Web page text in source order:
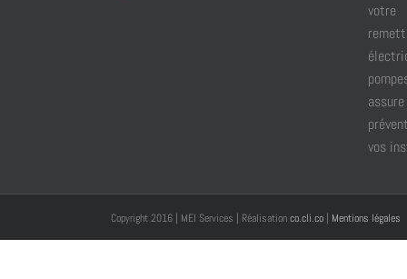
votre
vos
Copyright 2016 | MEI Services | Réalisationco.cli.co | Mentions légales